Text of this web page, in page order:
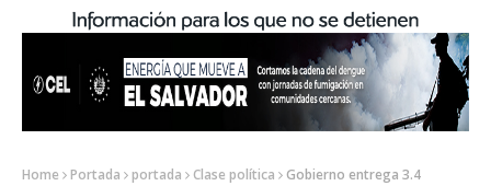
Home Portada portada Clase política
Gobierno entrega 3.4